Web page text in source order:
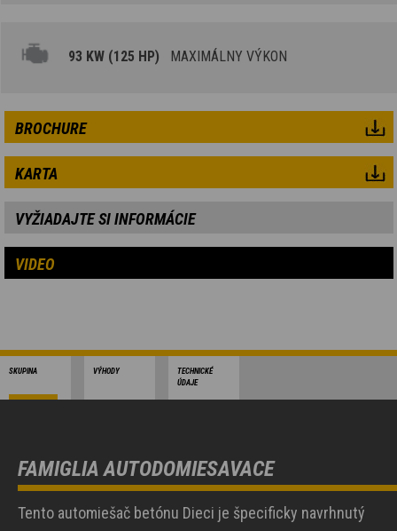
93 KW (125 HP) MAXIMÁLNY VÝKON
BROCHURE
KARTA
VYŽIADAJTE SI INFORMÁCIE
VIDEO
SKUPINA VÝHODY
TECHNICKÉ
ÚDAJE
FAMIGLIA AUTODOMIESAVACE
Tento automiešač betónu Dieci je špecificky navrhnutý